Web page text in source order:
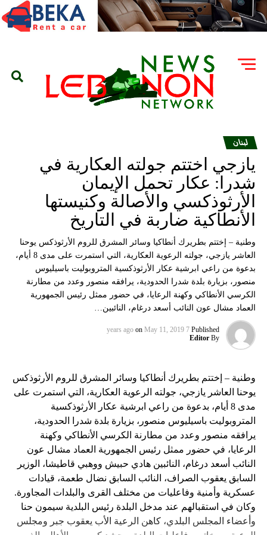
لبنان
يازجي اختتم جولته العكارية في
شدرا: عكار تحمل الإيمان
الأرثوذكسي والأصالة وكنيستها
الأنطاكية ضاربة في التاريخ
وطنية – إختتم بطريرك أنطاكيا وسائر المشرق للروم الأرثوذكس يوحنا
العاشر يازجي، جولته الرعوية العكارية، التي استمرت على مدى 8 أيام،
بدعوة من راعي ابرشية عكار الأرثوذكسية المتروبوليت باسيليوس
منصور، بزيارة بلدة شدرا الحدودية، يرافقه منصور وعدد من مطارنة
الكرسي الأنطاكي وكهنة الرعايا، في حضور ممثل رئيس الجمهورية
العماد مشال عون النائب أسعد درغام، النائبين…
Published
7 years ago
on May 11, 2019
By
Editor
وطنية – إختتم بطريرك أنطاكيا وسائر المشرق للروم الأرثوذكس
يوحنا العاشر يازجي، جولته الرعوية العكارية، التي استمرت على
مدى 8 أيام، بدعوة من راعي ابرشية عكار الأرثوذكسية
المتروبوليت باسيليوس منصور، بزيارة بلدة شدرا الحدودية،
يرافقه منصور وعدد من مطارنة الكرسي الأنطاكي وكهنة
الرعايا، في حضور ممثل رئيس الجمهورية العماد مشال عون
النائب أسعد درغام، النائبين هادي حبيش ووهبي قاطيشا، الوزير
السابق يعقوب الصراف، النائب السابق نضال طعمة، قيادات
عسكرية وأمنية وفاعليات من مختلف القرى والبلدات المجاورة.
وكان في استقبالهم عند مدخل البلدة رئيس البلدية سيمون حنا
وأعضاء المجلس البلدي، كاهن الرعية الأب يعقوب جبر ومجلس